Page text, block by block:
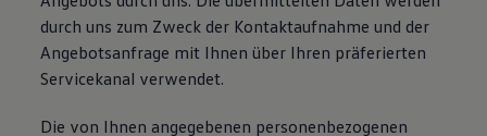
durch uns zum Zweck der Kontaktaufnahme und der
Angebotsanfrage mit Ihnen über Ihren präferierten
Servicekanal verwendet.
Die von Ihnen angegebenen personenbezogenen